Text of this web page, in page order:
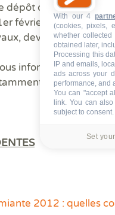
du permis de
février 2012, tous
devront être remis
informer dès que
les positions du
2012 : quelles
With our 4
(cookies, pixels,
whether
obtained later,
Processing this
IP and emails,
ads across your
performance, and
You can "accept
link . You can
subject to
Set